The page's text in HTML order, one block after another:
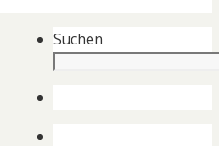
Suchen